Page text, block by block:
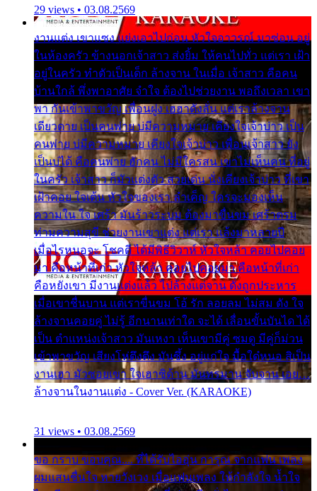
29 views • 03.08.2569
งานแต่ง เขาแซง แย่งเอาไปก่อน หัวใจอาวรณ์ มาซ่อน อยู่
ในห้องครัว ข้างนอกเจ้าสาว ส่งยิ้ม ให้คนไปทั่ว แต่เรา เฝ้า
อยู่ในครัว ทำตัวเป็นเด็ก ล้างจาน ในเมื่อ เจ้าสาว คือคน
บ้านใกล้ พึ่งพาอาศัย จำใจ ต้องไปช่วยงาน พอถึงเวลา เขา
พา กันเข้าพาขวัญ เพื่อนฝูง เฮฮาดังลั่น แต่เราล้างจาน
เดียวดาย เป็นคนพ่าย บ่มีความหมาย เคียงใจเจ้าบ่าว เป็น
คนพ่าย บ่มีความหมาย เคียงใจเจ้าบ่าว เพื่อนเจ้าสาว ยัง
เป็นบ่ได้ คือคนพ่าย ฮักคน ไม่มีใครสน เขาไม่เห็นคน ที่อยู่
ในครัว เจ้าสาว ก็มัวแต่งตัว สวยเด่น นั่งเคียงเจ้าบ่าว ที่เขา
เฝ้าคอย ใจเต้น หัวใจของเรา ลำเค็ญ ใครจะมองเห็น
ความใน ใจ เศร้า มันร้าวระบม ต้องมาขื่นขม เศร้าตรม
ท่ามความสุขี ช่วยงานเขาแต่ง แต่เรา แล้งมาหลายปี
เมื่อไรหนอจะ โชคดี ได้มีพิธีวิวาห์ หัวใจหล้า คอยไปคอย
มา คือหน้าที่เก่า หัวใจหล้า คอยไปคอยมา คือหน้าที่เก่า
คือหยังเขา มีงานแต่งแล้ว ไปล้างแต่จาน ดั่งถูกประหาร
เมื่อเขาชื่นบาน แต่เราขื่นขม โอ้ รัก ลอยลม ไม่สม ดัง ใจ
ล้างจานคอยคู่ ไม่รู้ อีกนานเท่าใด จะได้ เลื่อนขั้นบันได ได้
เป็น ตำแหน่งเจ้าสาว มันเหงา เห็นเขามีคู่ ซมดู มีคู่ก็ม่วน
เข้าพาขวัญ เสียงโห่ตึงตึง มันซึ้ง อยู่แก่ใจ มื้อใด๋หนอ สิเป็น
งานเฮา มัวซอยเขา ใจเฮาซิด้าน มันทรมาน จับจาน เอย…
ล้างจานในงานแต่ง - Cover Ver. (KARAOKE)
31 views • 03.08.2569
ขอ กราบ ขอบคุณ.... ที่ได้รับไออุ่น การุณ จากแฟน เพลง
ผมแสนชื่นใจ หายวังเวง เมื่อแฟนเพลง ให้กำลังใจ น้ำใจ